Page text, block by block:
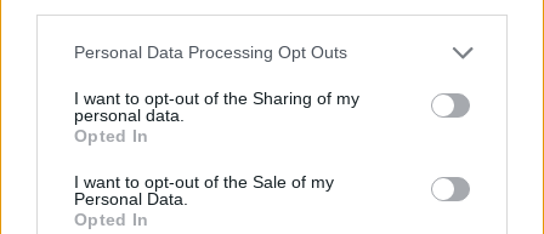
Personal Data Processing Opt Outs
I want to opt-out of the Sharing of my
personal data.
Opted In
I want to opt-out of the Sale of my
Personal Data.
Opted In
21:08
Διεθνείς διακρίσεις για τη μαθητική ταινία stop motion
«Shared Weights» του 8ου Γυμνασίου Ηρακλείου
20:57
επενδύσεις 263,5 εκατ. ευρώ